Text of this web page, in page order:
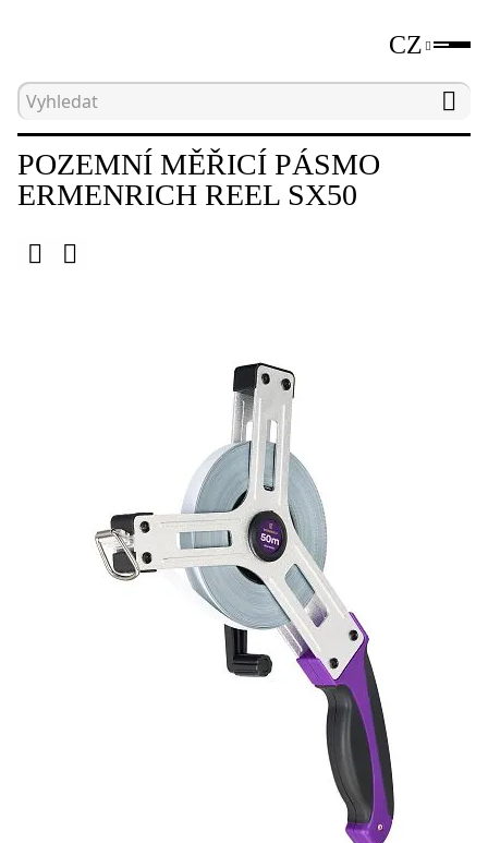
CZ
Hlavní strana Nástroje pro měření
POZEMNÍ MĚŘICÍ PÁSMO
ERMENRICH REEL SX50